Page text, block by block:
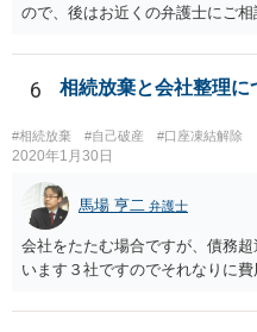
ので、後はお近くの弁護士にご相
6 相続放棄と会社整理に
#相続放棄 #自己破産 #口座凍結解除
2020年1月30日
馬場 亨二 弁護士
会社をたたむ場合ですが、債務
います３社ですのでそれなりに